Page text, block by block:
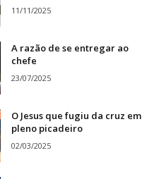
11/11/2025
A razão de se entregar ao
chefe
23/07/2025
O Jesus que fugiu da cruz em
pleno picadeiro
02/03/2025